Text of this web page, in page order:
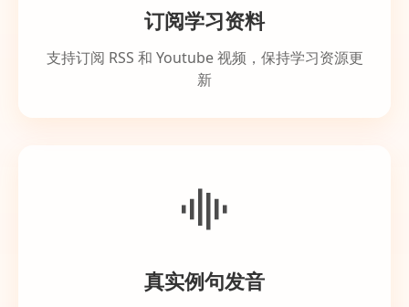
订阅学习资料
支持订阅 RSS 和 Youtube 视频，保持学习资源更
新
真实例句发音